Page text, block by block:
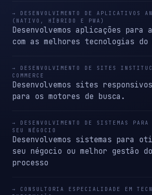
→ DESENVOLVIMENTO DE APLICATIVOS
(NATIVO, HÍBRIDO E PWA)
Desenvolvemos aplicações
com as melhores tecnologias do
→ DESENVOLVIMENTO DE SITES
COMMERCE
Desenvolvemos sites
para os motores de busca.
→ DESENVOLVIMENTO DE SISTEMAS PARA
SEU NÉGOCIO
Desenvolvemos sistemas para
seu négocio ou melhor gestão
processo
→ CONSULTORIA ESPECIALIDADE EM